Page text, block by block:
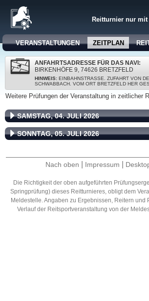
Reitturnier nur mit
VERANSTALTUNGEN ZEITPLAN
ANFAHRTSADRESSE FÜR DAS NAVI:
BIRKENHÖFE 9, 74626 BRETZFELD
HINWEIS: EINBAHNSTRASSE. ZUFAHRT VON
CHWABBACH. VOM ORT BRETZFELD HER
Weitere Prüfungen der Veranstaltung in zeitlicher
SAMSTAG, 04. JULI 2026
SONNTAG, 05. JULI 2026
Nach oben Impressum
Die Richtigkeit der oben aufgeführten
Springprüfung) dieses Reitturnieres, obligt dem
Meldestelle. Angaben zu Ergebnissen, Reitern und
Verlauf der Reitsportveranstaltung von der